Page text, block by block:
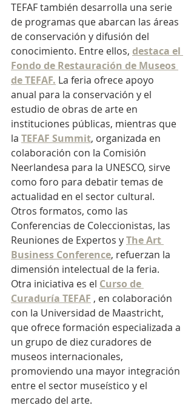
TEFAF también desarrolla una serie
de programas que abarcan las áreas
de conservación y difusión del
conocimiento. Entre ellos, destaca el
Fondo de Restauración de Museos
de TEFAF. La feria ofrece apoyo
anual para la conservación y el
estudio de obras de arte en
instituciones públicas, mientras que
la TEFAF Summit, organizada en
colaboración con la Comisión
Neerlandesa para la UNESCO, sirve
como foro para debatir temas de
actualidad en el sector cultural.
Otros formatos, como las
Conferencias de Coleccionistas, las
Reuniones de Expertos yThe Art
Business Conference, refuerzan la
dimensión intelectual de la feria.
Otra iniciativa es el Curso de
Curaduría TEFAF , en colaboración
con la Universidad de Maastricht,
que ofrece formación especializada a
un grupo de diez curadores de
museos internacionales,
promoviendo una mayor integración
entre el sector museístico y el
mercado del arte.